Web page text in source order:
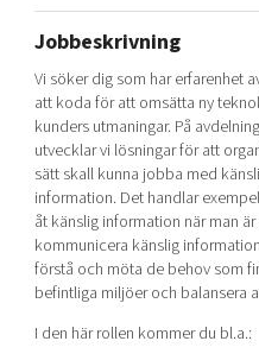
Visual technologies
Shaping cities and regions
Bright East
East Sweden Tech
Reversed mentorship
Talent & skills
Startup & industry
Offers to boost your
Funding opportunities
Our story, mission &
Our community of
Projects
Publications
Project toolbox
Our clusters
40 years anniversary
Today's lunch in Mjärdevi
Jobbeskrivning
Vi söker dig som har erfarenhet
att koda för att omsätta ny
kunders utmaningar. På
utvecklar vi lösningar för att
sätt skall kunna jobba med
information. Det handlar
åt känslig information när man
kommunicera känslig
förstå och möta de behov som
befintliga miljöer och balansera
I den här rollen kommer du bl.a.: